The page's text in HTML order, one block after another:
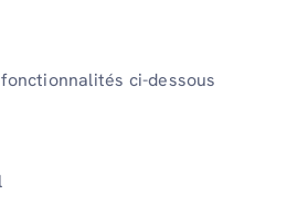
ci-dessous